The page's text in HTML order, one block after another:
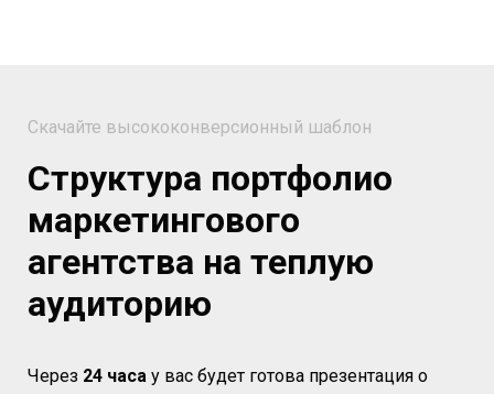
Скачайте высококонверсионный шаблон
Структура портфолио
маркетингового
агентства на теплую
аудиторию
Через 24 часа у вас будет готова презентация о